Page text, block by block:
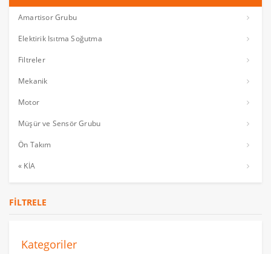
Amartisor Grubu
Elektirik Isıtma Soğutma
Filtreler
Mekanik
Motor
Müşür ve Sensör Grubu
Ön Takım
« KİA
FILTRELE
Kategoriler